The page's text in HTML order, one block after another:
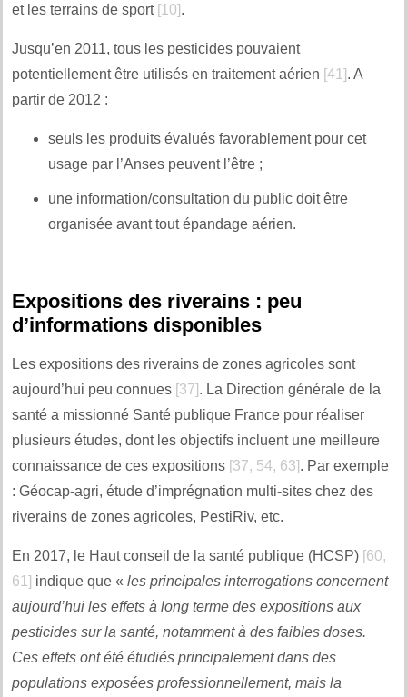
et les terrains de sport [10].
Jusqu’en 2011, tous les pesticides pouvaient
potentiellement être utilisés en traitement aérien [41]. A
partir de 2012 :
seuls les produits évalués favorablement pour cet
usage par l’Anses peuvent l’être ;
une information/consultation du public doit être
organisée avant tout épandage aérien.
Expositions des riverains : peu
d’informations disponibles
Les expositions des riverains de zones agricoles sont
aujourd’hui peu connues [37]. La Direction générale de la
santé a missionné Santé publique France pour réaliser
plusieurs études, dont les objectifs incluent une meilleure
connaissance de ces expositions [37, 54, 63]. Par exemple
: Géocap-agri, étude d’imprégnation multi-sites chez des
riverains de zones agricoles, PestiRiv, etc.
En 2017, le Haut conseil de la santé publique (HCSP) [60,
61] indique que « les principales interrogations concernent
aujourd’hui les effets à long terme des expositions aux
pesticides sur la santé, notamment à des faibles doses.
Ces effets ont été étudiés principalement dans des
populations exposées professionnellement, mais la